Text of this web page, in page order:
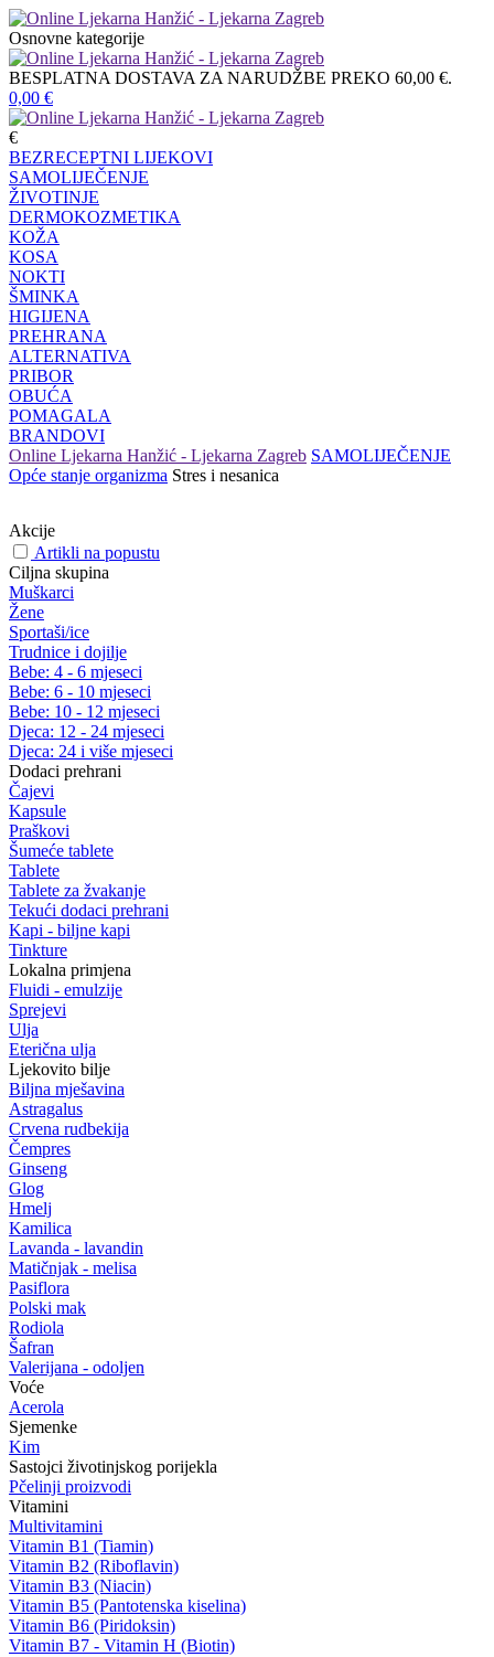
Osnovne kategorije
BESPLATNA DOSTAVA ZA NARUDŽBE PREKO 60,00 €.
0,00 €
€
BEZRECEPTNI LIJEKOVI
SAMOLIJEČENJE
ŽIVOTINJE
DERMOKOZMETIKA
KOŽA
KOSA
NOKTI
ŠMINKA
HIGIJENA
PREHRANA
ALTERNATIVA
PRIBOR
OBUĆA
POMAGALA
BRANDOVI
Online Ljekarna Hanžić - Ljekarna Zagreb SAMOLIJEČENJE
Opće stanje organizma Stres i nesanica
Akcije
Artikli na popustu
Ciljna skupina
Muškarci
Žene
Sportaši/ice
Trudnice i dojilje
Bebe: 4 - 6 mjeseci
Bebe: 6 - 10 mjeseci
Bebe: 10 - 12 mjeseci
Djeca: 12 - 24 mjeseci
Djeca: 24 i više mjeseci
Dodaci prehrani
Čajevi
Kapsule
Praškovi
Šumeće tablete
Tablete
Tablete za žvakanje
Tekući dodaci prehrani
Kapi - biljne kapi
Tinkture
Lokalna primjena
Fluidi - emulzije
Sprejevi
Ulja
Eterična ulja
Ljekovito bilje
Biljna mješavina
Astragalus
Crvena rudbekija
Čempres
Ginseng
Glog
Hmelj
Kamilica
Lavanda - lavandin
Matičnjak - melisa
Pasiflora
Polski mak
Rodiola
Šafran
Valerijana - odoljen
Voće
Acerola
Sjemenke
Kim
Sastojci životinjskog porijekla
Pčelinji proizvodi
Vitamini
Multivitamini
Vitamin B1 (Tiamin)
Vitamin B2 (Riboflavin)
Vitamin B3 (Niacin)
Vitamin B5 (Pantotenska kiselina)
Vitamin B6 (Piridoksin)
Vitamin B7 - Vitamin H (Biotin)